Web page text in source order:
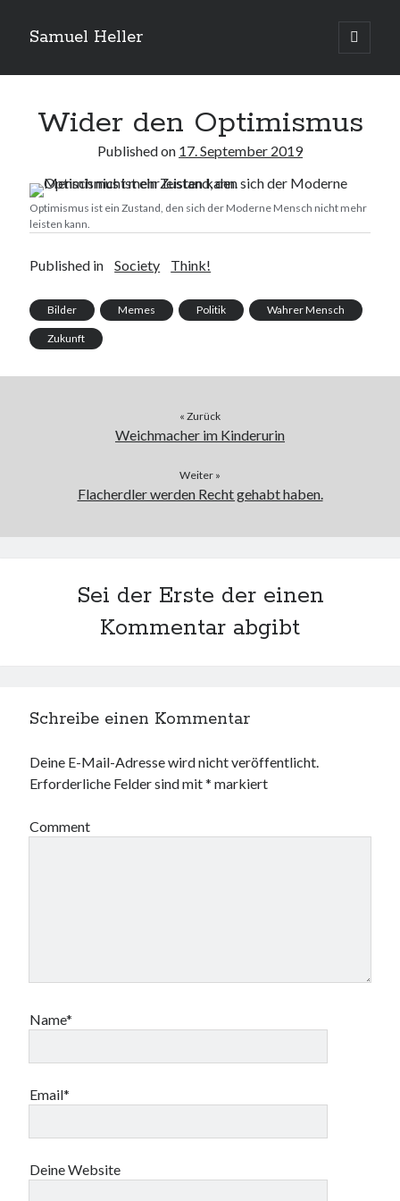
Samuel Heller
open
primary
Sidebar
Upcoming Shows
n
w
e
i
Es sind keine anstehenden Veranstaltungen vorhanden.
Suchen
My shared links
Gott ist eine Funktion.
Anmelden
Wider den Optimismus
Published on 17. September 2019
Optimismus ist ein Zustand, den sich der Moderne Mensch nicht mehr
leisten kann.
Published in Society Think!
Bilder Memes Politik Wahrer Mensch
Zukunft
« Zurück
Weichmacher im Kinderurin
Weiter »
Flacherdler werden Recht gehabt haben.
Sei der Erste der einen
Kommentar abgibt
Schreibe einen Kommentar
Deine E-Mail-Adresse wird nicht veröffentlicht.
Erforderliche Felder sind mit* markiert
Comment
Name*
Email*
Deine Website